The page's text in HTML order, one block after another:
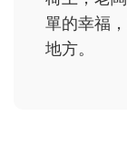
單的幸福
地方。